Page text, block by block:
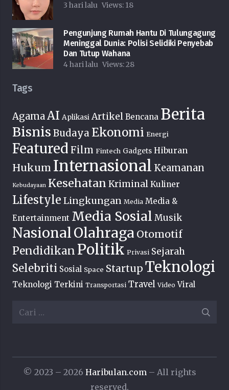
3 hari lalu Views: 18
Pengunjung Rumah Hantu Di Tulungagung
Meninggal Dunia: Polisi Selidiki Penyebab
Dan Tutup Wahana
4 hari lalu Views:28
Tags
AgamaAI Aplikasi Artikel Bencana Berita
Bisnis Budaya Ekonomi Energi
Featured Film Fintech Gadgets Hiburan
Hukum Internasional Keamanan
Kebudayaan Kesehatan Kriminal Kuliner
Lifestyle Lingkungan Media Media &
Entertainment Media Sosial Musik
NasionalOlahraga Otomotif
Pendidikan Politik Privasi Sejarah
Selebriti Sosial Space Startup Teknologi
Teknologi Terkini Transportasi Travel Video Viral
Cari
© 2023 – 2026 Haribulan.com – All rights
reserved.